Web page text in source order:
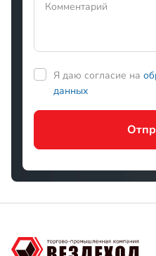
Каталог
Запчасти ГАЗ-71